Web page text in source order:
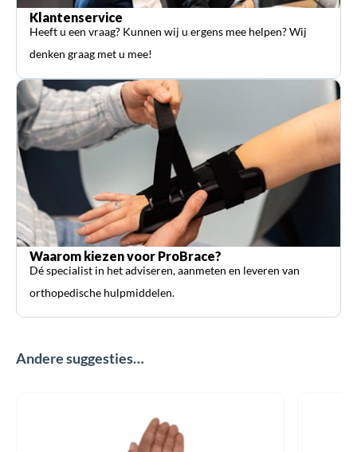
Klantenservice
Heeft u een vraag? Kunnen wij u ergens mee helpen? Wij
denken graag met u mee!
Waarom kiezen voor ProBrace?
Dé specialist in het adviseren, aanmeten en leveren van
orthopedische hulpmiddelen.
Andere suggesties…